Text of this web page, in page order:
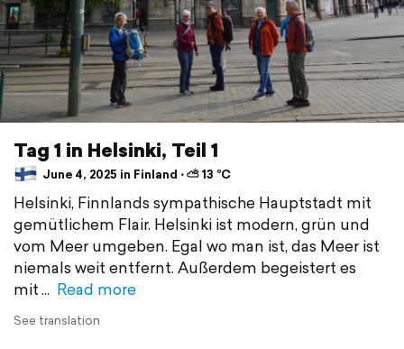
Tag 1 in Helsinki, Teil 1
June 4, 2025 in Finland ⋅ ⛅ 13 °C
Helsinki, Finnlands sympathische Hauptstadt mit
gemütlichem Flair. Helsinki ist modern, grün und
vom Meer umgeben. Egal wo man ist, das Meer ist
niemals weit entfernt. Außerdem begeistert es
mit
Read more
See translation